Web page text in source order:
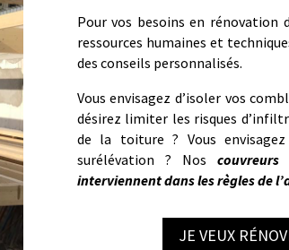
Pour vos besoins en rénovation
ressources humaines et
des conseils personnalisés.
Vous envisagez d’isoler vos
désirez limiter les risques
de la toiture ? Vous
surélévation ? Noscouvreurs
interviennent dans les règles de
JE VEUX